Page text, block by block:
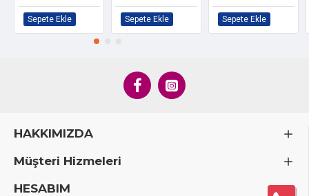
Sepete Ekle Sepete Ekle Sepete Ekle
HAKKIMIZDA
Müşteri Hizmeleri
HESABIM